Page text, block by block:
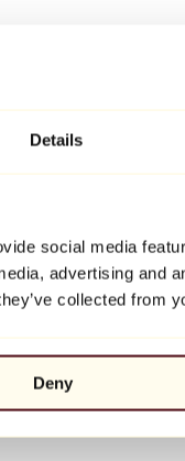
Details
social media
advertising and
collected from
Deny